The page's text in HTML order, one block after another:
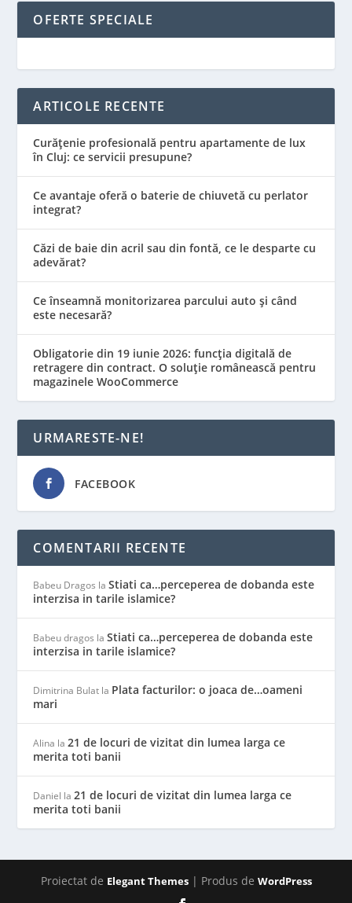
OFERTE SPECIALE
ARTICOLE RECENTE
Curățenie profesională pentru apartamente de lux
în Cluj: ce servicii presupune?
Ce avantaje oferă o baterie de chiuvetă cu perlator
integrat?
Căzi de baie din acril sau din fontă, ce le desparte cu
adevărat?
Ce înseamnă monitorizarea parcului auto și când
este necesară?
Obligatorie din 19 iunie 2026: funcția digitală de
retragere din contract. O soluție românească pentru
magazinele WooCommerce
URMARESTE-NE!
FACEBOOK
COMENTARII RECENTE
Babeu Dragos laStiati ca…perceperea de dobanda este
interzisa in tarile islamice?
Babeu dragos laStiati ca…perceperea de dobanda este
interzisa in tarile islamice?
Dimitrina Bulat la Plata facturilor: o joaca de…oameni
mari
Alina la21 de locuri de vizitat din lumea larga ce
merita toti banii
Daniel la21 de locuri de vizitat din lumea larga ce
merita toti banii
Proiectat de Elegant Themes| Produs de WordPress